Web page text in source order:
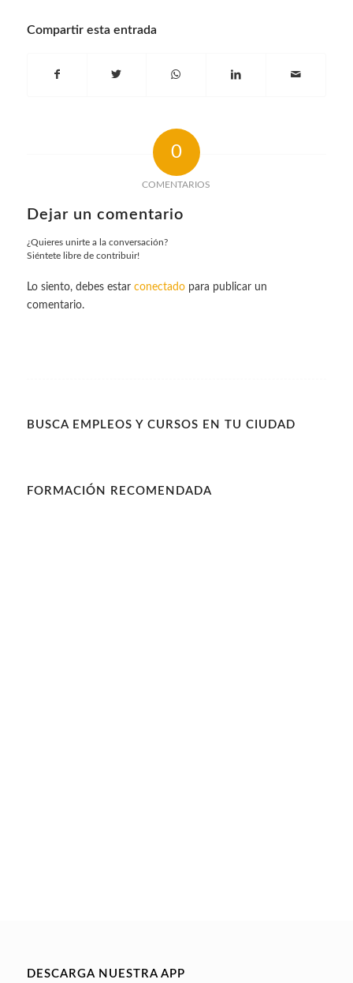
Compartir esta entrada
0
COMENTARIOS
Dejar un comentario
¿Quieres unirte a la conversación?
Siéntete libre de contribuir!
Lo siento, debes estar conectadopara publicar un
comentario.
BUSCA EMPLEOS Y CURSOS EN TU CIUDAD
FORMACIÓN RECOMENDADA
DESCARGA NUESTRA APP